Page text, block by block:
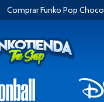
Comprar Funko Pop Choco